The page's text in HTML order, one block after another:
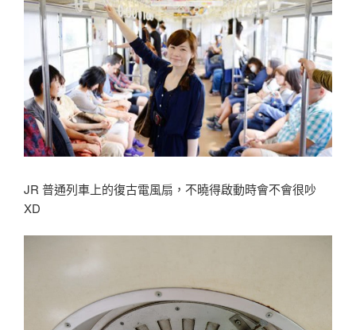
JR 普通列車上的復古電風扇，不曉得啟動時會不會很吵
XD